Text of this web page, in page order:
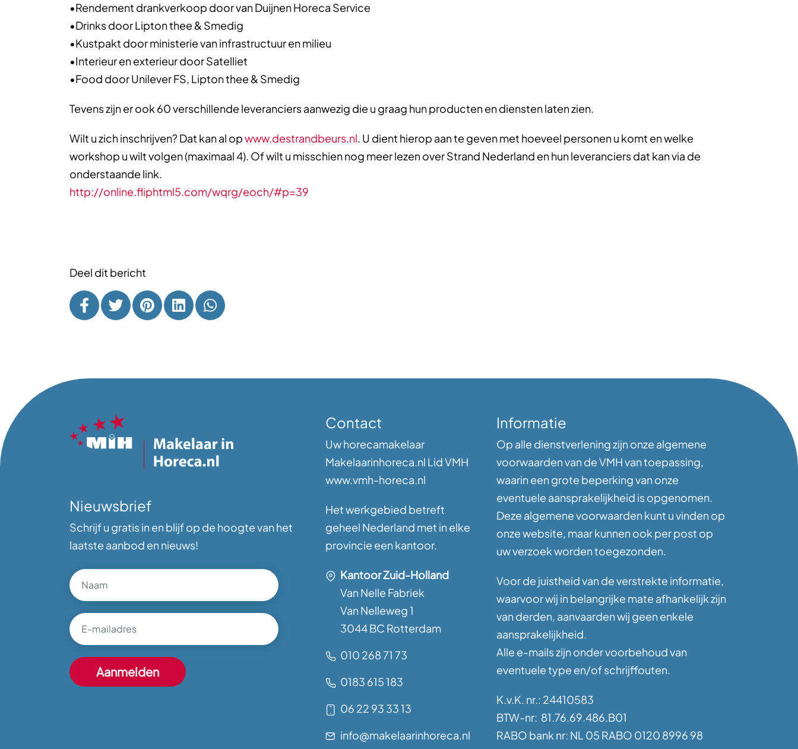
•Rendement drankverkoop door van Duijnen Horeca Service
•Drinks door Lipton thee & Smedig
•Kustpakt door ministerie van infrastructuur en milieu
•Interieur en exterieur door Satelliet
•Food door Unilever FS, Lipton thee & Smedig
Tevens zijn er ook 60 verschillende leveranciers aanwezig die u graag hun producten en diensten laten zien.
Wilt u zich inschrijven? Dat kan al opwww.destrandbeurs.nl. U dient hierop aan te geven met hoeveel personen u komt en welke
workshop u wilt volgen (maximaal 4). Of wilt u misschien nog meer lezen over Strand Nederland en hun leveranciers dat kan via de
onderstaande link.
http://online.fliphtml5.com/wqrg/eoch/#p=39
Deel dit bericht
Nieuwsbrief
Schrijf u gratis in en blijf op de hoogte van het
laatste aanbod en nieuws!
Contact
Uw horecamakelaar
Makelaarinhoreca.nl Lid VMH
www.vmh-horeca.nl
Het werkgebied betreft
geheel Nederland met in elke
provincie een kantoor.
Kantoor Zuid-Holland
Van Nelle Fabriek
Van Nelleweg 1
3044 BC Rotterdam
010 268 71 73
0183 615 183
06 22 93 33 13
info@makelaarinhoreca.nl
Informatie
Op alle dienstverlening zijn onze algemene
voorwaarden van de VMH van toepassing,
waarin een grote beperking van onze
eventuele aansprakelijkheid is opgenomen.
Deze algemene voorwaarden kunt u vinden op
onze website, maar kunnen ook per post op
uw verzoek worden toegezonden.
Voor de juistheid van de verstrekte informatie,
waarvoor wij in belangrijke mate afhankelijk zijn
van derden, aanvaarden wij geen enkele
aansprakelijkheid.
Alle e-mails zijn onder voorbehoud van
eventuele type en/of schrijffouten.
K.v.K. nr.: 24410583
BTW-nr: 81.76.69.486.B01
RABO bank nr: NL 05 RABO 0120 8996 98